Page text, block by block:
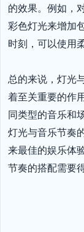
的效果。例如，
彩色灯光来增加
时刻，可以使用
总的来说，灯光
着至关重要的作
同类型的音乐和
灯光与音乐节奏
来最佳的娱乐体
节奏的搭配需要